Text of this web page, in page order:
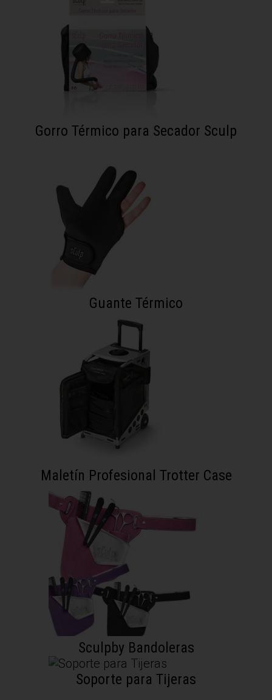
Gorro Térmico para Secador Sculp
Guante Térmico
Maletín Profesional Trotter Case
Sculpby Bandoleras
Soporte para Tijeras